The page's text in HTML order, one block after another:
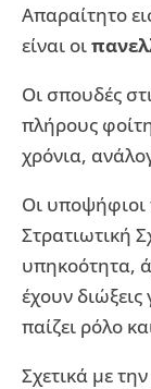
Απαραίτητο
είναι οι
Οι σπουδές
πλήρους
χρόνια,
Οι
Στρατιωτική
υπηκοότητα,
έχουν
παίζει ρόλο
Σχετικά με